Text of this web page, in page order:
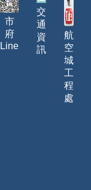
市
府
Line
交
通
資
訊
航
空
城
工
程
處